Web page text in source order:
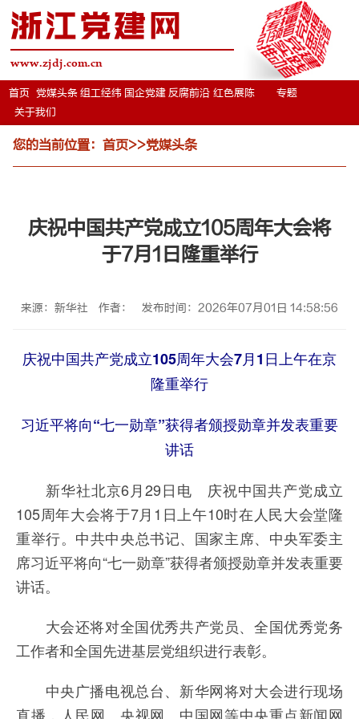
浙江党建网
www.zjdj.com.cn
首页 党媒头条 组工经纬 国企党建 反腐前沿 红色展陈
专题
关于我们
您的当前位置： 首页>>党媒头条
庆祝中国共产党成立105周年大会将
于7月1日隆重举行
来源：新华社 作者： 发布时间：2026年07月01日 14:58:56
庆祝中国共产党成立105周年大会7月1日上午在京
隆重举行
习近平将向“七一勋章”获得者颁授勋章并发表重要
讲话
新华社北京6月29日电 庆祝中国共产党成立
105周年大会将于7月1日上午10时在人民大会堂隆
重举行。中共中央总书记、国家主席、中央军委主
席习近平将向“七一勋章”获得者颁授勋章并发表重要
讲话。
大会还将对全国优秀共产党员、全国优秀党务
工作者和全国先进基层党组织进行表彰。
中央广播电视总台、新华网将对大会进行现场
直播，人民网、央视网、中国网等中央重点新闻网